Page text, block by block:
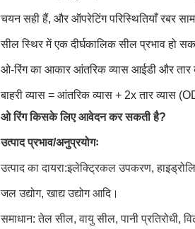
चयन सही हैं, और ऑपरेटिंग परिस्थितियाँ रबर
सील स्थिर में एक दीर्घकालिक सील प्रभाव हो
ओ-रिंग का आकार आंतरिक व्यास आईडी और तार
बाहरी व्यास = आंतरिक व्यास + 2x तार व्यास
ओ रिंग किसके लिए आवेदन कर सकती है?
उत्पाद प्रभाव/अनुप्रयोगः
उत्पाद का दायरा:इलेक्ट्रिकल उपकरण,
जल उद्योग, खाद्य उद्योग आदि।
समाधान: तेल सील, वायु सील, पानी प्रतिरोधी,